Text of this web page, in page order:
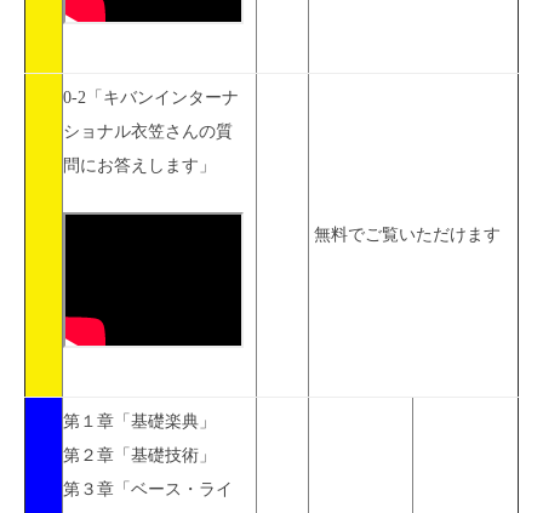
0-2「キバンインターナ
ショナル衣笠さんの質
問にお答えします」
無料でご覧いただけます
第１章「基礎楽典」
第２章「基礎技術」
第３章「ベース・ライ